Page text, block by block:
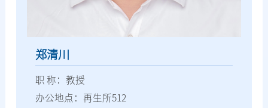
郑清川
职 称：教授
办公地点：再生所512